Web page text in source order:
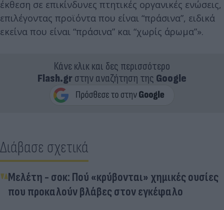
έκθεση σε επικίνδυνες πτητικές οργανικές ενώσεις,
επιλέγοντας προϊόντα που είναι “πράσινα”, ειδικά
εκείνα που είναι “πράσινα” και “χωρίς άρωμα”».
Κάνε κλικ και δες περισσότερο
Flash.grστην αναζήτηση της Google
Διάβασε σχετικά
Μελέτη - σοκ: Πού «κρύβονται» χημικές ουσίες
που προκαλούν βλάβες στον εγκέφαλο